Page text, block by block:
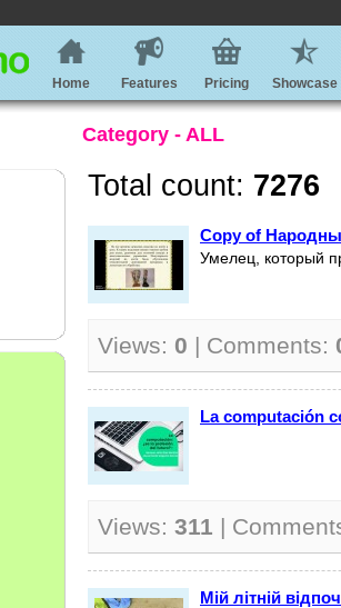
Home Features Pricing Showcase
Category - ALL
Total count: 7276
Copy of
Умелец, который
Views: 0 | Comments:
La computación
Views: 311 |
Мій літній